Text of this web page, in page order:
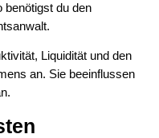
benötigst du den
Liquidität und den
an. Sie beeinflussen